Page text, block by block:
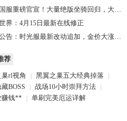
服重磅官宣！大量绝版坐骑回归，大米…
界：4月15日最新在线修正
告：时光服最新改动追加，金价大涨！…
荐
rl视角 黑翼之巢五大经典掉落
BOSS 战场10小时崇拜方法
赚钱** 单刷完美厄运详解